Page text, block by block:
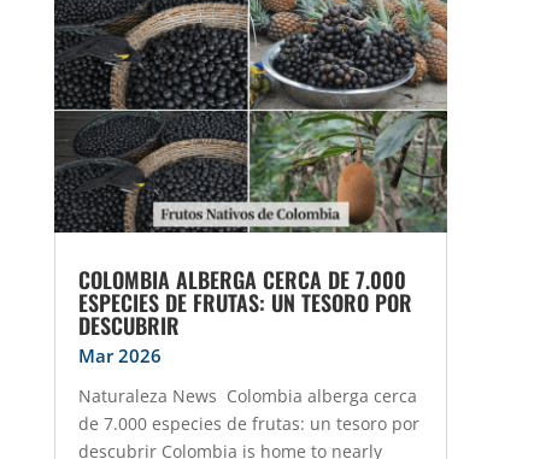
COLOMBIA ALBERGA CERCA DE 7.000
ESPECIES DE FRUTAS: UN TESORO POR
DESCUBRIR
Mar 2026
Naturaleza News Colombia alberga cerca
de 7.000 especies de frutas: un tesoro por
descubrir Colombia is home to nearly